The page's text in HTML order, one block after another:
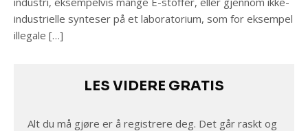
industrielle synteser på et laboratorium, som for eksempel
illegale […]
LES VIDERE GRATIS
Alt du må gjøre er å registrere deg. Det går raskt og